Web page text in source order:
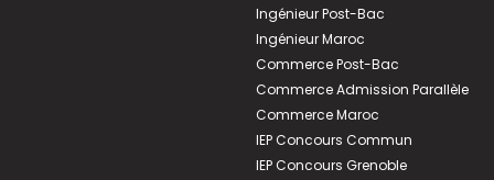
Ingénieur Post-Bac
Ingénieur Maroc
Commerce Post-Bac
Commerce Admission Parallèle
Commerce Maroc
IEP Concours Commun
IEP Concours Grenoble